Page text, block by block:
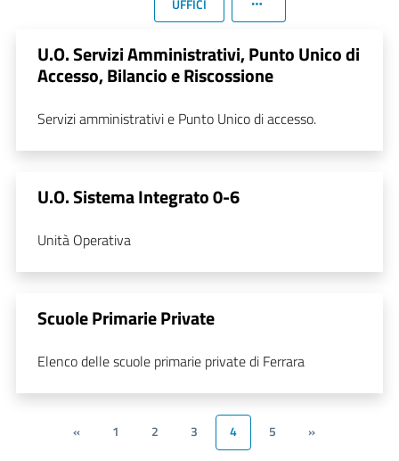
U.O. Servizi Amministrativi, Punto Unico di
Accesso, Bilancio e Riscossione
Servizi amministrativi e Punto Unico di accesso.
U.O. Sistema Integrato 0-6
Unità Operativa
Scuole Primarie Private
Elenco delle scuole primarie private di Ferrara
« 1 2 3 4 5 »